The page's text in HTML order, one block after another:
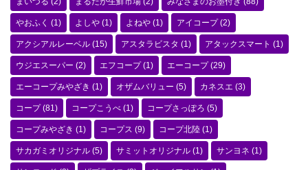
やおふく (1) よしや (1) よねや (1) アイコープ(2)
アクシアルレーベル (15) アスタラビスタ (1) アタックスマート (1)
ウジエスーパー (2) エフコープ(1) エーコープ(29)
エーコープみやざき (1) オザムバリュー (5) カネスエ (3)
コープ(81) コープこうべ (1) コープさっぽろ (5)
コープみやざき (1) コープス (9) コープ北陸 (1)
サカガミオリジナル (5) サミットオリジナル (1) サンヨネ (1)